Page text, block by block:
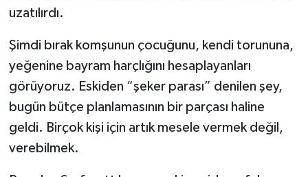
uzatılırdı.
Şimdi bırak komşunun çocuğunu, kendi torununa,
yeğenine bayram harçlığını hesaplayanları
görüyoruz. Eskiden “şeker parası” denilen şey,
bugün bütçe planlamasının bir parçası haline
geldi. Birçok kişi için artık mesele vermek değil,
verebilmek.